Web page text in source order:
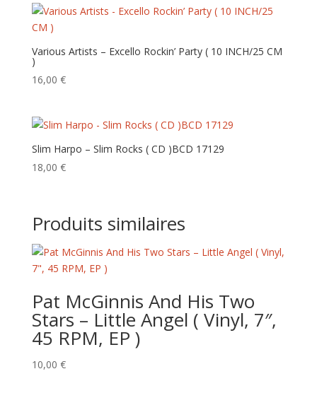
Various Artists – Excello Rockin’ Party ( 10 INCH/25 CM
)
16,00 €
Slim Harpo – Slim Rocks ( CD ) BCD 17129
18,00 €
Produits similaires
Pat McGinnis And His Two
Stars – Little Angel ( Vinyl, 7″,
45 RPM, EP )
10,00 €